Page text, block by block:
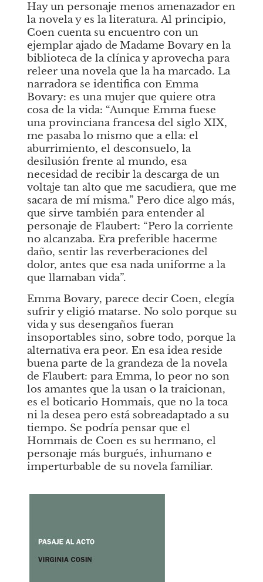
Hay un personaje menos amenazador en
la novela y es la literatura. Al principio,
Coen cuenta su encuentro con un
ejemplar ajado de Madame Bovary en la
biblioteca de la clínica y aprovecha para
releer una novela que la ha marcado. La
narradora se identifica con Emma
Bovary: es una mujer que quiere otra
cosa de la vida: “Aunque Emma fuese
una provinciana francesa del siglo XIX,
me pasaba lo mismo que a ella: el
aburrimiento, el desconsuelo, la
desilusión frente al mundo, esa
necesidad de recibir la descarga de un
voltaje tan alto que me sacudiera, que me
sacara de mí misma.” Pero dice algo más,
que sirve también para entender al
personaje de Flaubert: “Pero la corriente
no alcanzaba. Era preferible hacerme
daño, sentir las reverberaciones del
dolor, antes que esa nada uniforme a la
que llamaban vida”.
Emma Bovary, parece decir Coen, elegía
sufrir y eligió matarse. No solo porque su
vida y sus desengaños fueran
insoportables sino, sobre todo, porque la
alternativa era peor. En esa idea reside
buena parte de la grandeza de la novela
de Flaubert: para Emma, lo peor no son
los amantes que la usan o la traicionan,
es el boticario Hommais, que no la toca
ni la desea pero está sobreadaptado a su
tiempo. Se podría pensar que el
Hommais de Coen es su hermano, el
personaje más burgués, inhumano e
imperturbable de su novela familiar.